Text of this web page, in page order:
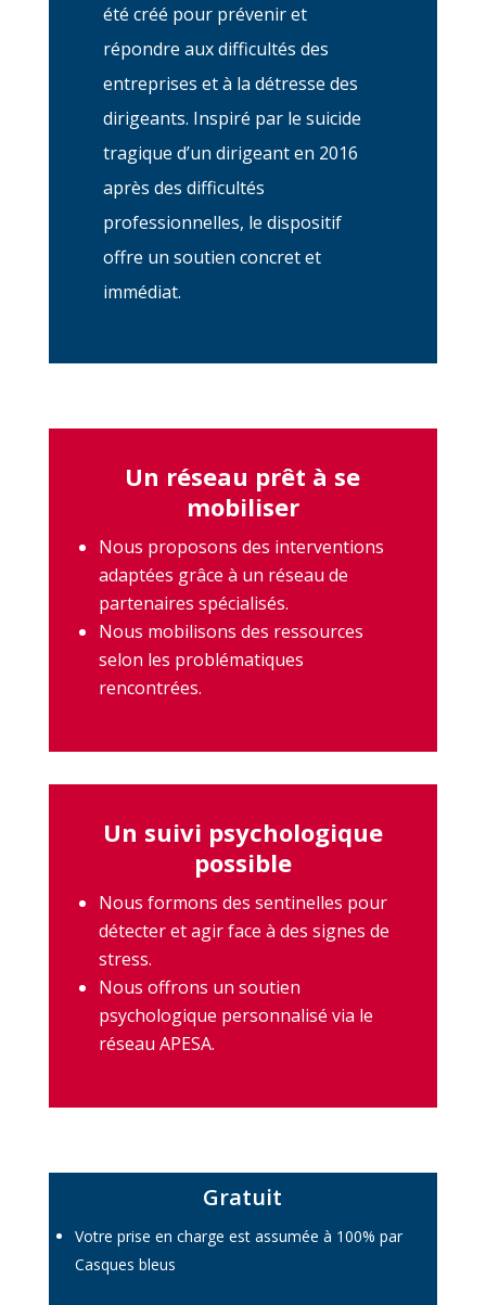
été créé pour prévenir et
répondre aux difficultés des
entreprises et à la détresse des
dirigeants. Inspiré par le suicide
tragique d’un dirigeant en 2016
après des difficultés
professionnelles, le dispositif
offre un soutien concret et
immédiat.
Un réseau prêt à se
mobiliser
Nous proposons des interventions
adaptées grâce à un réseau de
partenaires spécialisés.
Nous mobilisons des ressources
selon les problématiques
rencontrées.
Un suivi psychologique
possible
Nous formons des sentinelles pour
détecter et agir face à des signes de
stress.
Nous offrons un soutien
psychologique personnalisé via le
réseau APESA.
Gratuit
Votre prise en charge est assumée à 100% par
Casques bleus